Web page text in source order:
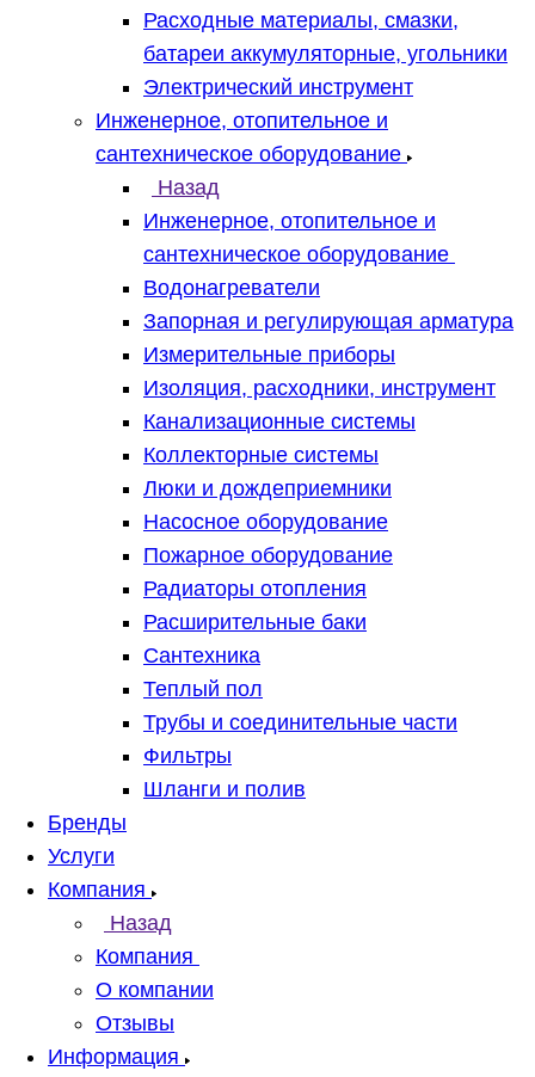
Расходные материалы, смазки,
батареи аккумуляторные, угольники
Электрический инструмент
Инженерное, отопительное и
сантехническое оборудование
Назад
Инженерное, отопительное и
сантехническое оборудование
Водонагреватели
Запорная и регулирующая арматура
Измерительные приборы
Изоляция, расходники, инструмент
Канализационные системы
Коллекторные системы
Люки и дождеприемники
Насосное оборудование
Пожарное оборудование
Радиаторы отопления
Расширительные баки
Сантехника
Теплый пол
Трубы и соединительные части
Фильтры
Шланги и полив
Бренды
Услуги
Компания
Назад
Компания
О компании
Отзывы
Информация